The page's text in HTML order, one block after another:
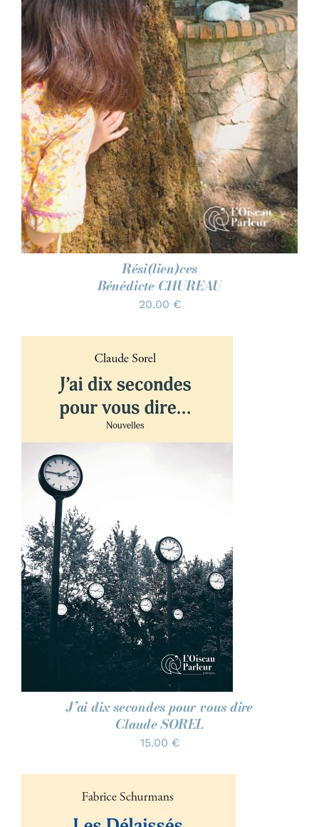
DÉTAILS
Rési(lien)ces
Bénédicte CHUREAU
20.00 €
AJOUTER AU PANIER
DÉTAILS
J’ai dix secondes pour vous dire
Claude SOREL
15.00 €